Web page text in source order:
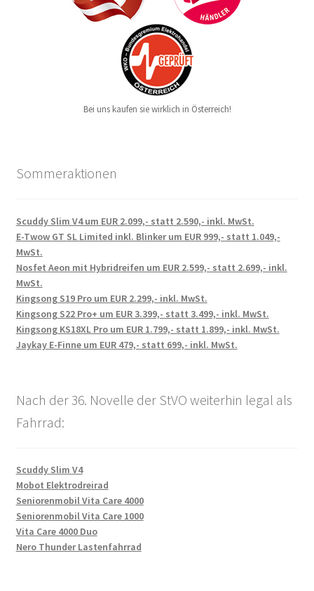
Bei uns kaufen sie wirklich in Österreich!
Sommeraktionen
Scuddy Slim V4 um EUR 2.099,- statt 2.590,- inkl. MwSt.
E-Twow GT SL Limited inkl. Blinker um EUR 999,- statt 1.049,-
MwSt.
Nosfet Aeon mit Hybridreifen um EUR 2.599,- statt 2.699,- inkl.
MwSt.
Kingsong S19 Pro um EUR 2.299,- inkl. MwSt.
Kingsong S22 Pro+ um EUR 3.399,- statt 3.499,- inkl. MwSt.
Kingsong KS18XL Pro um EUR 1.799,- statt 1.899,- inkl. MwSt.
Jaykay E-Finne um EUR 479,- statt 699,- inkl. MwSt.
Nach der 36. Novelle der StVO weiterhin legal als
Fahrrad:
Scuddy Slim V4
Mobot Elektrodreirad
Seniorenmobil Vita Care 4000
Seniorenmobil Vita Care 1000
Vita Care 4000 Duo
Nero Thunder Lastenfahrrad